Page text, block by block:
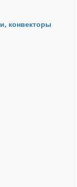
конвекторы